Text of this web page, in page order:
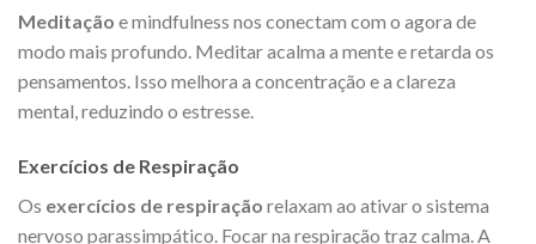
Meditação e mindfulness nos conectam com o agora de
modo mais profundo. Meditar acalma a mente e retarda os
pensamentos. Isso melhora a concentração e a clareza
mental, reduzindo o estresse.
Exercícios de Respiração
Os exercícios de respiração relaxam ao ativar o sistema
nervoso parassimpático. Focar na respiração traz calma. A